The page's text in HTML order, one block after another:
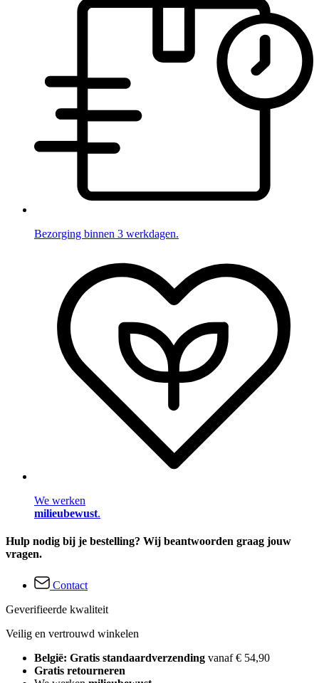
Bezorging binnen 3 werkdagen.
We werken
milieubewust.
Hulp nodig bij je bestelling? Wij beantwoorden graag jouw
vragen.
Contact
Geverifieerde kwaliteit
Veilig en vertrouwd winkelen
België: Gratis standaardverzending vanaf € 54,90
Gratis retourneren